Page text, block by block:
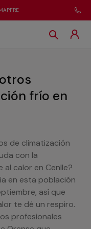
frío en
de climatización
con la
calor en Cenlle?
en esta población
así que
te dé un respiro.
profesionales